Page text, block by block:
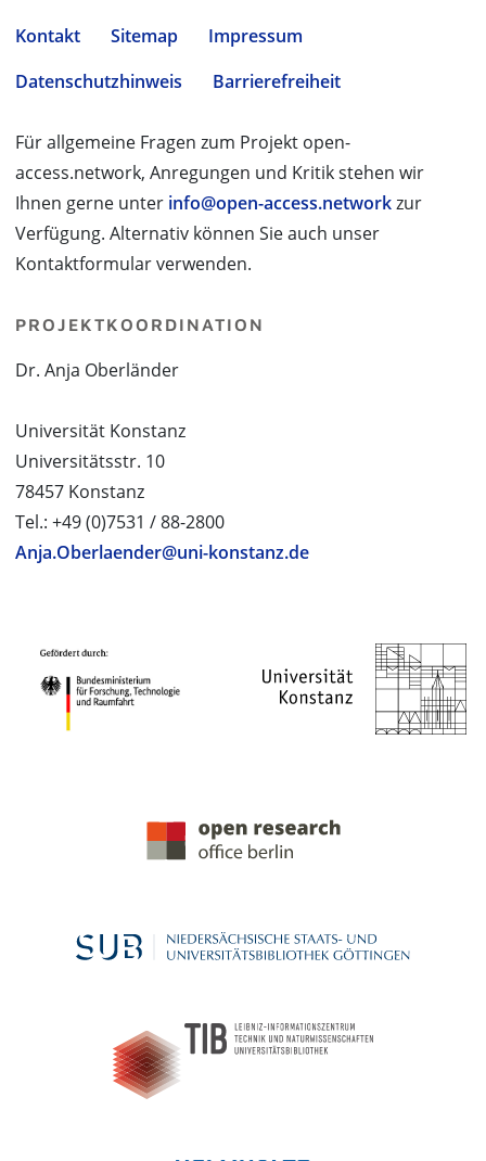
Kontakt Sitemap
Impressum
Datenschutzhinweis
Barrierefreiheit
Für allgemeine Fragen zum Projekt open-
access.network, Anregungen und Kritik stehen wir
Ihnen gerne unter info@open-access.networkzur
Verfügung. Alternativ können Sie auch unser
Kontaktformular verwenden.
PROJEKTKOORDINATION
Dr. Anja Oberländer
Universität Konstanz
Universitätsstr. 10
78457 Konstanz
Tel.: +49 (0)7531 / 88-2800
Anja.Oberlaender@uni-konstanz.de